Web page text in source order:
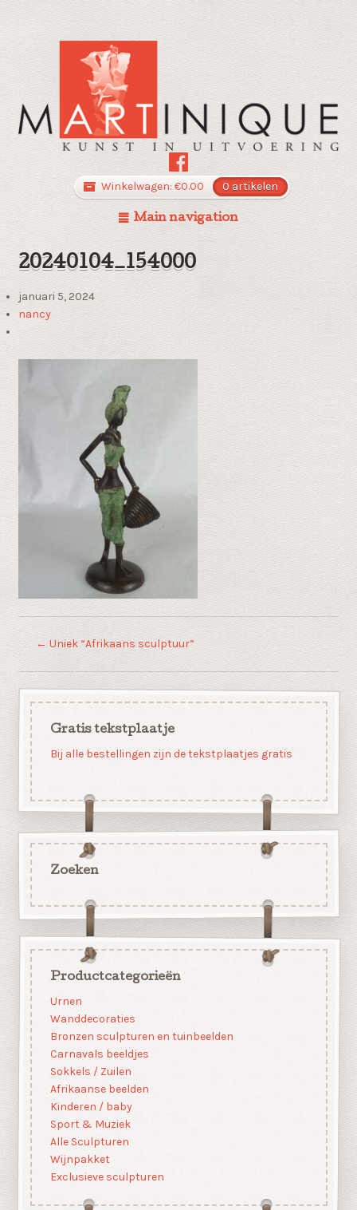
Winkelwagen: €0.00 0 artikelen
Main navigation
20240104_154000
januari 5, 2024
nancy
← Uniek “Afrikaans sculptuur”
Gratis tekstplaatje
Bij alle bestellingen zijn de tekstplaatjes gratis
Zoeken
Productcategorieën
Urnen
Wanddecoraties
Bronzen sculpturen en tuinbeelden
Carnavals beeldjes
Sokkels / Zuilen
Afrikaanse beelden
Kinderen / baby
Sport & Muziek
Alle Sculpturen
Wijnpakket
Exclusieve sculpturen